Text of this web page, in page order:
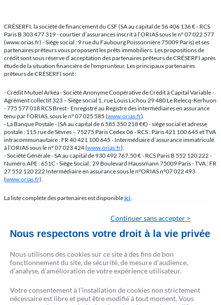
CRÉSERFI, la société de financement du CSF (SA au capital de 56 406 136 € - RCS
Paris B 303 477 319 - courtier d’assurances inscrit à l’ORIAS sous le n° 07 022 577
(www.orias.fr) - Siège social : 9 rue du Faubourg Poissonnière 75009 Paris) et ses
partenaires prêteurs vous proposent les prêts immobiliers. Les propositions de
crédit sont sous réserve d’acceptation des partenaires prêteurs de CRÉSERFI après
étude de la situation financière de l'emprunteur. Les principaux partenaires
prêteurs de CRÉSERFI sont :
- Crédit Mutuel Arkéa - Société Anonyme Coopérative de Crédit à Capital Variable -
Agrément collectif 323 – Siège social 1, rue Louis Lichou 29 480 Le Relecq-Kerhuon
- 775 577 018 RCS Brest - Enregistré au Registre des intermédiaires en assurance
tenu par l'ORIAS, sous le n° 07 025 585 (www.orias.fr).
- La Banque Postale - (SA au capital de 6 585 350 218 €€) - siège social et adresse
postale : 115 rue de Sèvres – 75275 Paris Cedex 06 - RCS : Paris 421 100 645 et TVA
intracommunautaire : FR 40 421 100 645 - Intermédiaire d’assurance immatriculé
à l’ORIAS sous le n° 07 023 424 (www.orias.fr).
- Société Générale - SA au capital de 930 492 767,50 € - RCS Paris B 552 120 222 -
Numéro APE : 651C - Siège Social : 29 Boulevard Haussmann 75009 Paris - TVA : FR
27 552 120 222 Intermédiaire en assurance sous le n°ORIAS n°07 022 493
(www.orias.fr).
La liste complète des partenaires est disponibleici
L'emprunteur d'un crédit immobilier dispose d'un délai de réflexion de 10 jours. La
vente est subordonnée à l'obtention du prêt. S'il n'est pas obtenu, le vendeur doit
rembourser les sommes perçues. Conformément à la loi, aucun versement de
quelque nature que ce soit, ne peut être exigé d'un particulier avant l'obtention d'un
CRÉSERFI agit en qualité d'intermédiaire de crédit non exclusif de plusieurs
établissements de crédit. Cet intermédiaire apporte son concours à la réalisation
d'opérations de crédit immobiliers, sans agir en qualité de prêteur.
Continuer sans accepter >
Nous respectons votre droit à la vie privée
Nous utilisons des cookies sur ce site à des fins de bon
fonctionnement du site, de sécurité, de mesure d’audience,
d’analyse, d’amélioration de votre expérience utilisateur.
Votre consentement à l’installation de cookies non strictement
nécessaire est libre et peut être modifié à tout moment. Vous